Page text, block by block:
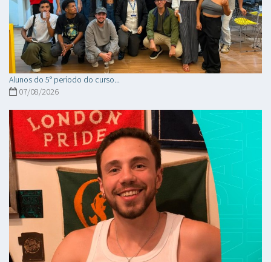
Alunos do 5° período do curso...
07/08/2026